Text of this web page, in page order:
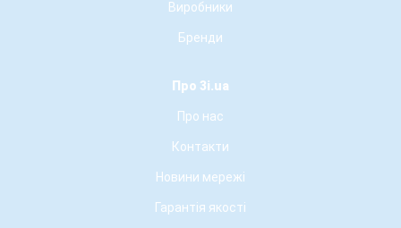
Виробники
Бренди
Про 3i.ua
Про нас
Контакти
Новини мережі
Гарантія якості